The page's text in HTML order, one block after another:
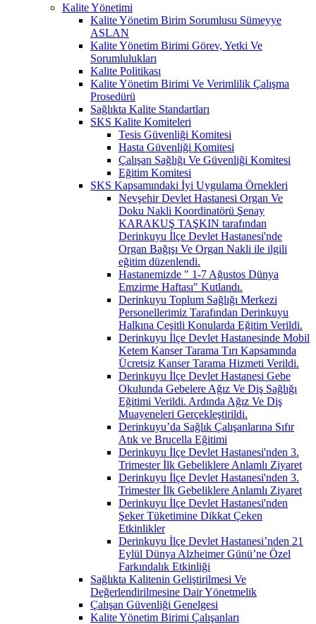
Kalite Yönetimi
Kalite Yönetim Birim Sorumlusu Sümeyye
ASLAN
Kalite Yönetim Birimi Görev, Yetki Ve
Sorumlulukları
Kalite Politikası
Kalite Yönetim Birimi Ve Verimlilik Çalışma
Prosedürü
Sağlıkta Kalite Standartları
SKS Kalite Komiteleri
Tesis Güvenliği Komitesi
Hasta Güvenliği Komitesi
Çalışan Sağlığı Ve Güvenliği Komitesi
Eğitim Komitesi
SKS Kapsamındaki İyi Uygulama Örnekleri
Nevşehir Devlet Hastanesi Organ Ve
Doku Nakli Koordinatörü Şenay
KARAKUŞ TAŞKIN tarafından
Derinkuyu İlçe Devlet Hastanesi'nde
Organ Bağışı Ve Organ Nakli ile ilgili
eğitim düzenlendi.
Hastanemizde " 1-7 Ağustos Dünya
Emzirme Haftası" Kutlandı.
Derinkuyu Toplum Sağlığı Merkezi
Personellerimiz Tarafından Derinkuyu
Halkına Çeşitli Konularda Eğitim Verildi.
Derinkuyu İlçe Devlet Hastanesinde Mobil
Ketem Kanser Tarama Tırı Kapsamında
Ücretsiz Kanser Tarama Hizmeti Verildi.
Derinkuyu İlçe Devlet Hastanesi Gebe
Okulunda Gebelere Ağız Ve Diş Sağlığı
Eğitimi Verildi. Ardında Ağız Ve Diş
Muayeneleri Gerçekleştirildi.
Derinkuyu’da Sağlık Çalışanlarına Sıfır
Atık ve Brucella Eğitimi
Derinkuyu İlçe Devlet Hastanesi'nden 3.
Trimester İlk Gebeliklere Anlamlı Ziyaret
Derinkuyu İlçe Devlet Hastanesi'nden 3.
Trimester İlk Gebeliklere Anlamlı Ziyaret
Derinkuyu İlçe Devlet Hastanesi'nden
Şeker Tüketimine Dikkat Çeken
Etkinlikler
Derinkuyu İlçe Devlet Hastanesi’nden 21
Eylül Dünya Alzheimer Günü’ne Özel
Farkındalık Etkinliği
Sağlıkta Kalitenin Geliştirilmesi Ve
Değerlendirilmesine Dair Yönetmelik
Çalışan Güvenliği Genelgesi
Kalite Yönetim Birimi Çalışanları